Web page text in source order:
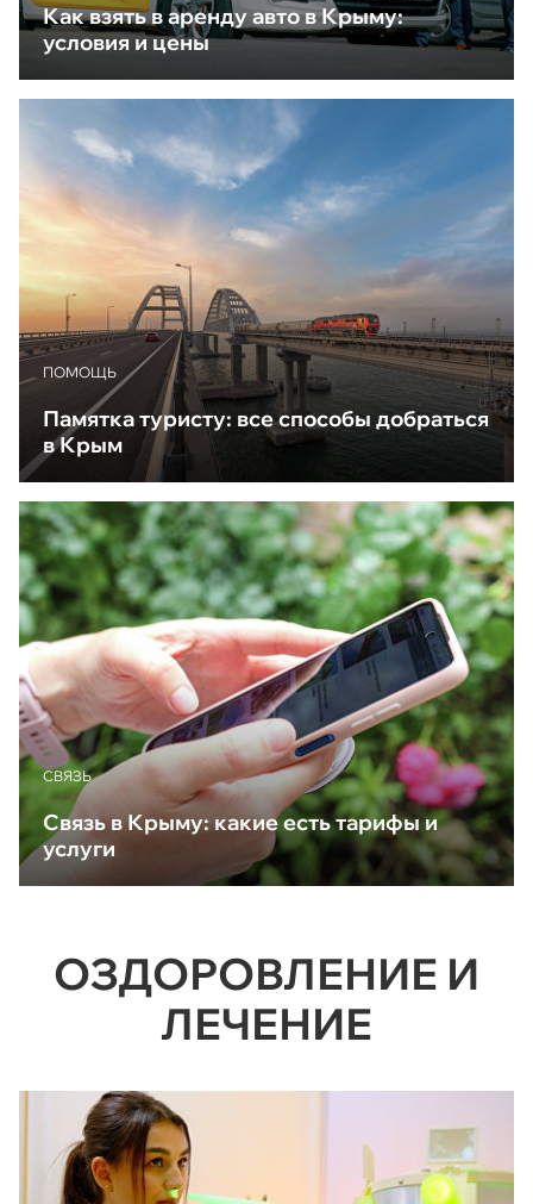
Как взять в аренду авто в Крыму:
условия и цены
ПОМОЩЬ
Памятка туристу: все способы добраться
в Крым
CВЯЗЬ
Связь в Крыму: какие есть тарифы и
услуги
ОЗДОРОВЛЕНИЕ И
ЛЕЧЕНИЕ